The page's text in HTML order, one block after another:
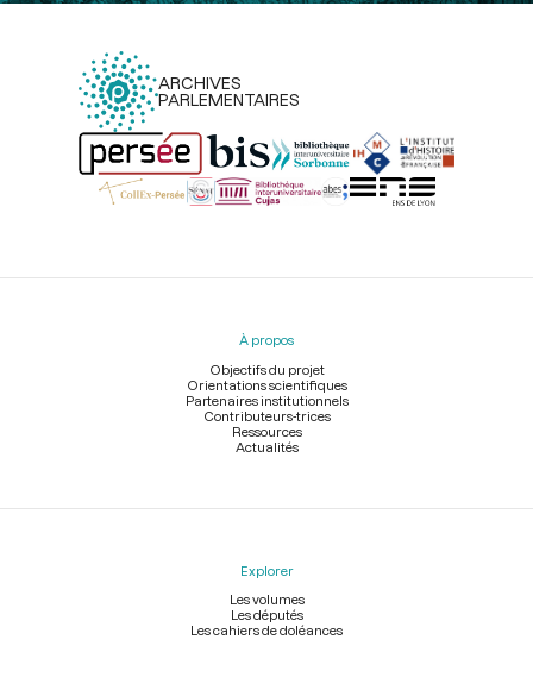
ARCHIVES
PARLEMENTAIRES
Menu
À propos
Objectifs du projet
Orientations scientifiques
Partenaires institutionnels
Contributeurs-trices
Ressources
Actualités
Explorer
Les volumes
Les députés
Les cahiers de doléances